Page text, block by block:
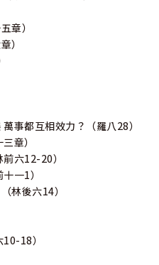
章）
）
事都互相效力？（羅八28）
章）
六12-20）
一1）
林後六14）
18）